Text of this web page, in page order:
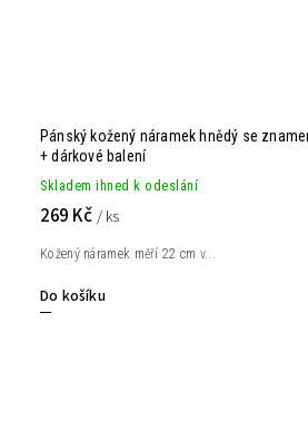
Pánský kožený náramek hnědý se
+ dárkové balení
Skladem ihned k odeslání
269 Kč / ks
Do košíku
Kožený náramek měří 22 cm v...